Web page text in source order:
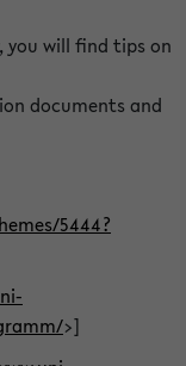
will find tips on
documents and
5444?
>]